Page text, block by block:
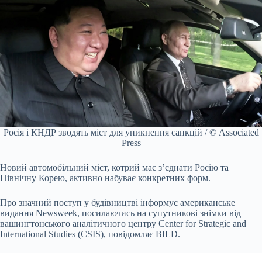
Росія і КНДР зводять міст для уникнення санкцій / © Associated
Press
Новий автомобільний міст, котрий має з’єднати Росію та
Північну Корею, активно набуває конкретних форм.
Про значний поступ у будівництві інформує американське
видання Newsweek, посилаючись на супутникові знімки від
вашингтонського аналітичного центру Center for Strategic and
International Studies (CSIS), повідомляє BILD.